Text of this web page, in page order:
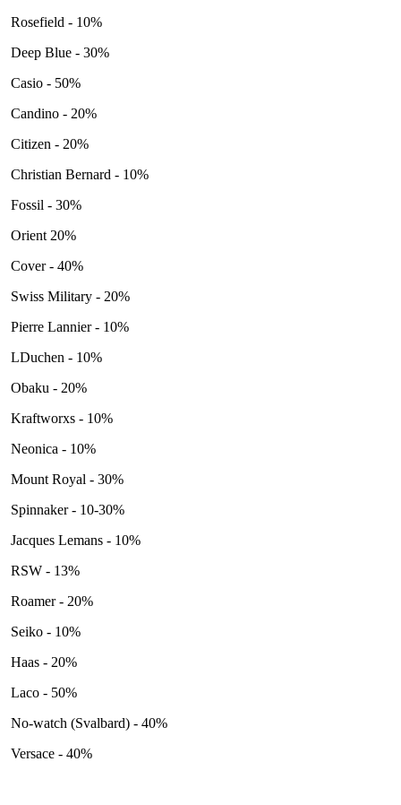
Rosefield - 10%
Deep Blue - 30%
Casio - 50%
Candino - 20%
Citizen - 20%
Christian Bernard - 10%
Fossil - 30%
Orient 20%
Cover - 40%
Swiss Military - 20%
Pierre Lannier - 10%
LDuchen - 10%
Obaku - 20%
Kraftworxs - 10%
Neonica - 10%
Mount Royal - 30%
Spinnaker - 10-30%
Jacques Lemans - 10%
RSW - 13%
Roamer - 20%
Seiko - 10%
Haas - 20%
Laco - 50%
No-watch (Svalbard) - 40%
Versace - 40%